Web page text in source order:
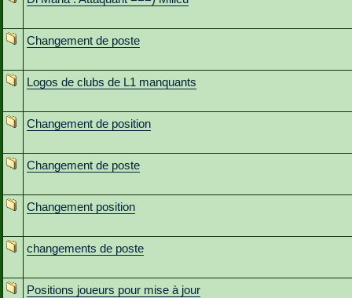
Changement de poste
Logos de clubs de L1 manquants
Changement de position
Changement de poste
Changement position
changements de poste
Positions joueurs pour mise à jour